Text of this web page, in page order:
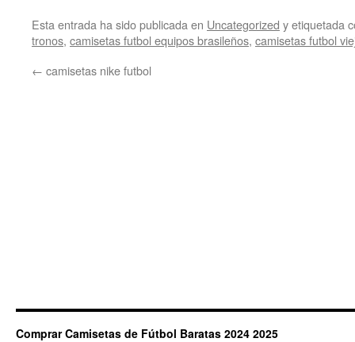
Esta entrada ha sido publicada en Uncategorized y etiquetada
tronos, camisetas futbol equipos brasileños, camisetas futbol
← camisetas nike futbol
Comprar Camisetas de Fútbol Baratas 2024 2025